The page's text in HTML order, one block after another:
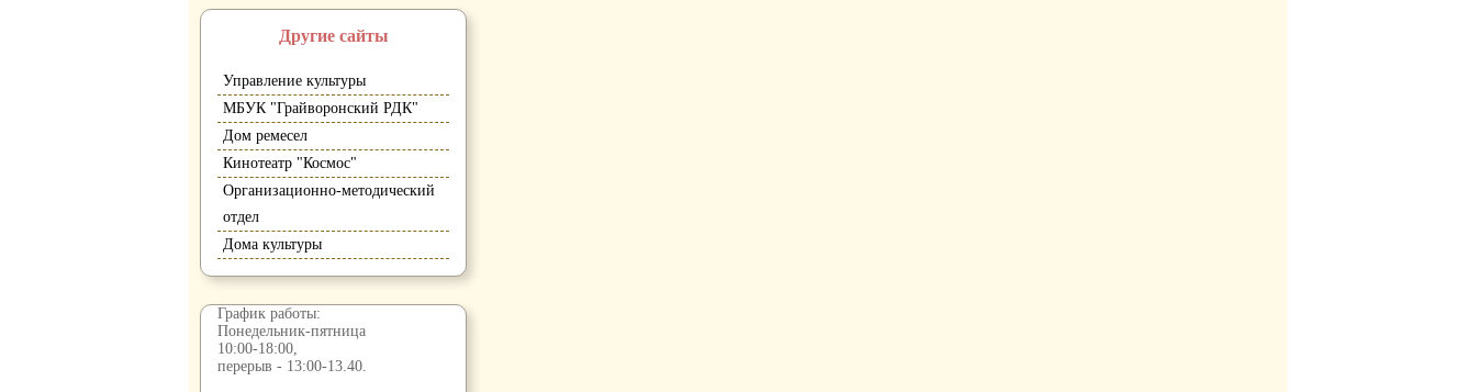
Другие сайты
Управление культуры
МБУК "Грайворонский РДК"
Дом ремесел
Кинотеатр "Космос"
Организационно-методический
отдел
Дома культуры
График работы:
Понедельник-пятница
10:00-18:00,
перерыв - 13:00-13.40.